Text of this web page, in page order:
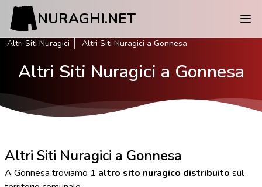
NURAGHI.NET
Altri Siti Nuragici Altri Siti Nuragici a Gonnesa
Altri Siti Nuragici a Gonnesa
Altri Siti Nuragici a Gonnesa
A Gonnesa troviamo 1 altro sito nuragico distribuito sul